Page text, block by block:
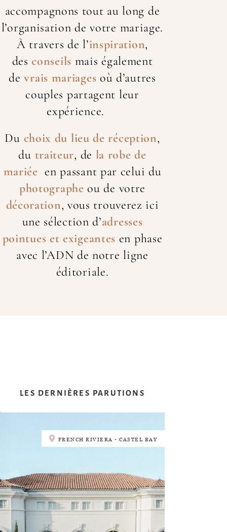
accompagnons tout au long de
l’organisation de votre mariage.
À travers de l’inspiration,
desconseils mais également
devrais mariages où d’autres
couples partagent leur
expérience.
Du choix du lieu de réception,
du traiteur, de la robe de
mariée en passant par celui du
photographe ou de votre
décoration, vous trouverez ici
une sélection d’adresses
pointues et exigeantes en phase
avec l’ADN de notre ligne
éditoriale.
LES DERNIÈRES PARUTIONS
FRENCH RIVIERA - CASTEL BAY